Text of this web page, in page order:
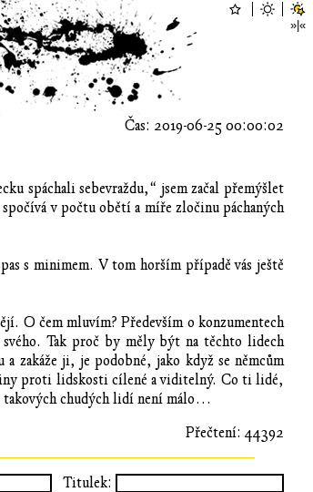
Čas: 2019-06-25 00:00:02
spáchali sebevraždu,“ jsem začal přemýšlet
v počtu obětí a míře zločinu páchaných
s minimem. V tom horším případě vás ještě
O čem mluvím? Především o konzumentech
Tak proč by měly být na těchto lidech
zakáže ji, je podobné, jako když se němcům
proti lidskosti cílené a viditelný. Co ti lidé,
takových chudých lidí není málo…
Přečtení: 44392
Titulek: